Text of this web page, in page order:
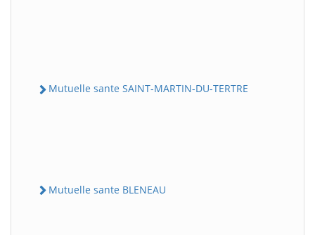
Mutuelle sante SAINT-MARTIN-DU-TERTRE
Mutuelle sante BLENEAU